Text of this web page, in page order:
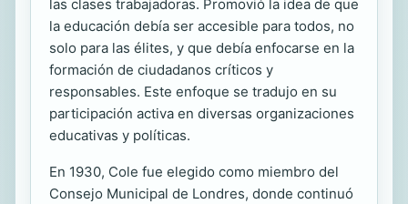
las clases trabajadoras. Promovió la idea de que
la educación debía ser accesible para todos, no
solo para las élites, y que debía enfocarse en la
formación de ciudadanos críticos y
responsables. Este enfoque se tradujo en su
participación activa en diversas organizaciones
educativas y políticas.
En 1930, Cole fue elegido como miembro del
Consejo Municipal de Londres, donde continuó